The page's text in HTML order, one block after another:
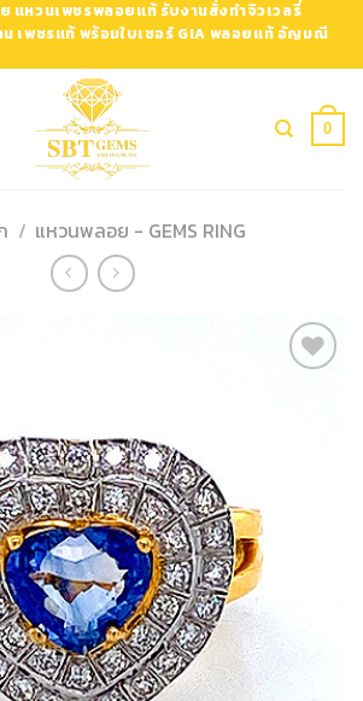
แหวนเพชรพลอยแท้ รับงานสั่งทำจิวเวลรี่
เพชรแท้ พร้อมใบเซอร์ GIA พลอยแท้ อัญมณี
0
/ แหวนพลอย - GEMS RING